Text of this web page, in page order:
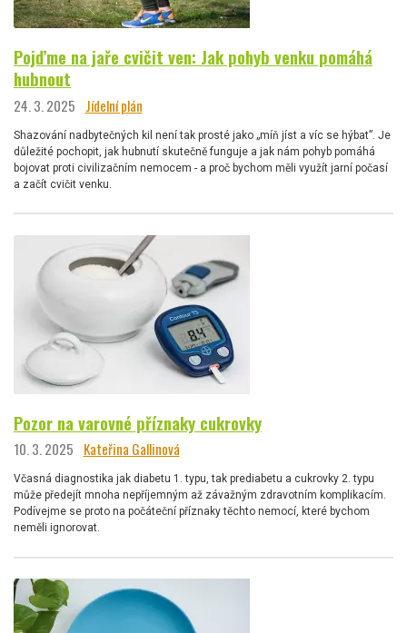
Pojďme na jaře cvičit ven: Jak pohyb venku pomáhá
hubnout
24. 3. 2025 Jídelní plán
Shazování nadbytečných kil není tak prosté jako „míň jíst a víc se hýbat”. Je
důležité pochopit, jak hubnutí skutečně funguje a jak nám pohyb pomáhá
bojovat proti civilizačním nemocem - a proč bychom měli využít jarní počasí
a začít cvičit venku.
Pozor na varovné příznaky cukrovky
10. 3. 2025 Kateřina Gallinová
Včasná diagnostika jak diabetu 1. typu, tak prediabetu a cukrovky 2. typu
může předejít mnoha nepříjemným až závažným zdravotním komplikacím.
Podívejme se proto na počáteční příznaky těchto nemocí, které bychom
neměli ignorovat.